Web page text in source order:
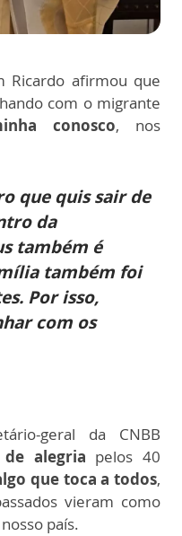
Ricardo afirmou que
com o migrante
conosco, nos
que quis sair de
da
também é
também foi
Por isso,
com os
geral da CNBB
alegria pelos 40
que toca a todos,
vieram como
país.